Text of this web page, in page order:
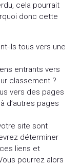
cela pourrait
donc cette
ils tous vers une
entrants vers
classement ?
vers des pages
d’autres pages
site sont
déterminer
liens et
pourrez alors